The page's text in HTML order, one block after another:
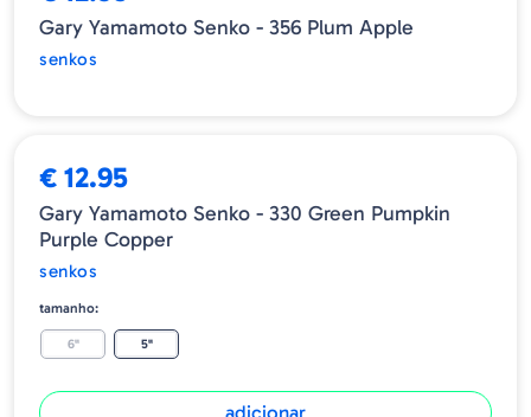
Gary Yamamoto Senko - 356 Plum Apple
senkos
€ 12.95
Gary Yamamoto Senko - 330 Green Pumpkin
Purple Copper
senkos
tamanho:
6" 5"